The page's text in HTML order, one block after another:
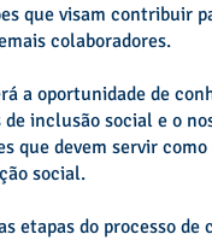
que visam contribuir
colaboradores.
a oportunidade de
inclusão social e o
que devem servir
social.
etapas do processo